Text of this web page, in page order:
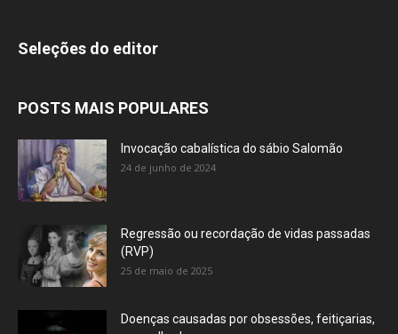
Seleções do editor
POSTS MAIS POPULARES
Invocação cabalística do sábio Salomão
24 de junho de 2024
Regressão ou recordação de vidas passadas
(RVP)
25 de maio de 2025
Doenças causadas por obsessões, feitiçarias,